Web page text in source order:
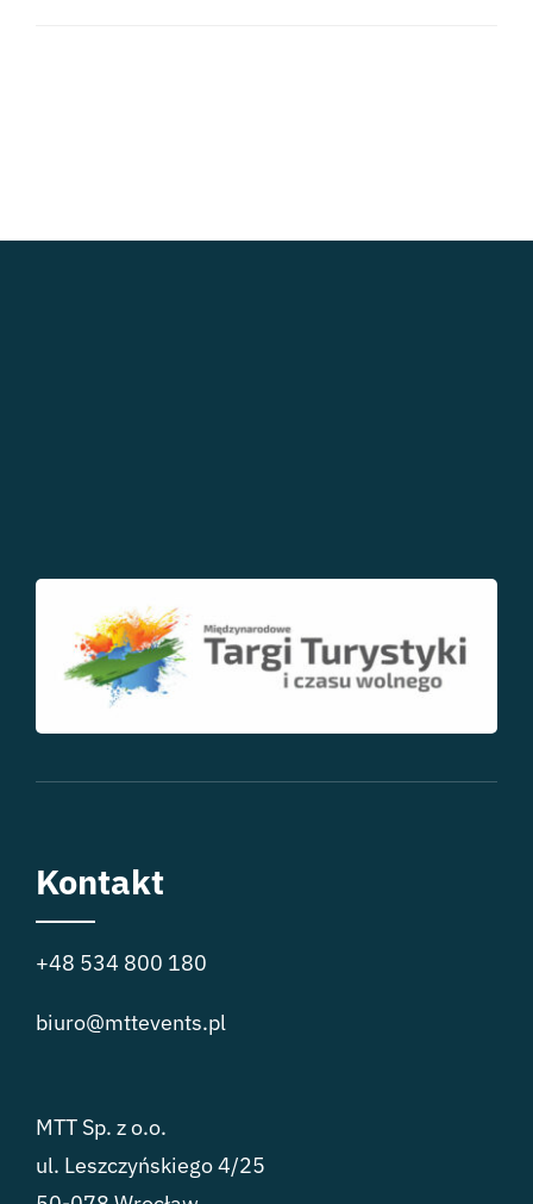
Kontakt
+48 534 800 180
biuro@mttevents.pl
MTT Sp. z o.o.
ul. Leszczyńskiego 4/25